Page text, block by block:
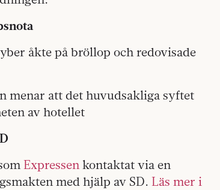
åkte på bröllop och redovisade
menar att det huvudsakliga syftet
av hotellet
Expressenkontaktat via en
med hjälp av SD. Läs mer i